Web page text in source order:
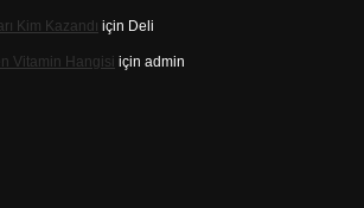
Kim Kazandı için Deli
Vitamin Hangisi için admin